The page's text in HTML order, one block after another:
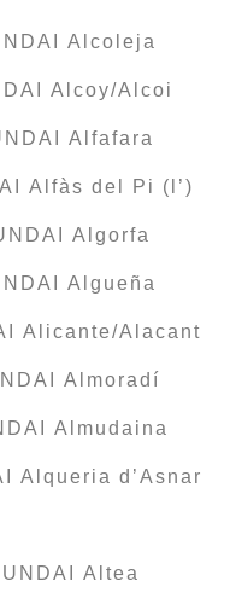
Alcoleja
Alcoy/Alcoi
Alfafara
Alfàs del Pi (l’)
Algorfa
Algueña
Alicante/Alacant
Almoradí
Almudaina
Alqueria d’Asnar
Altea